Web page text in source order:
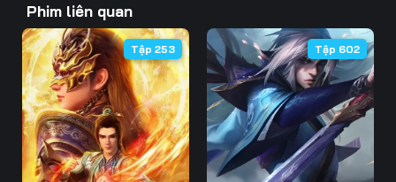
46 47 48
49 50 51
52 53 54
55 56 57
Phim liên quan
Tập 253 Tập 602